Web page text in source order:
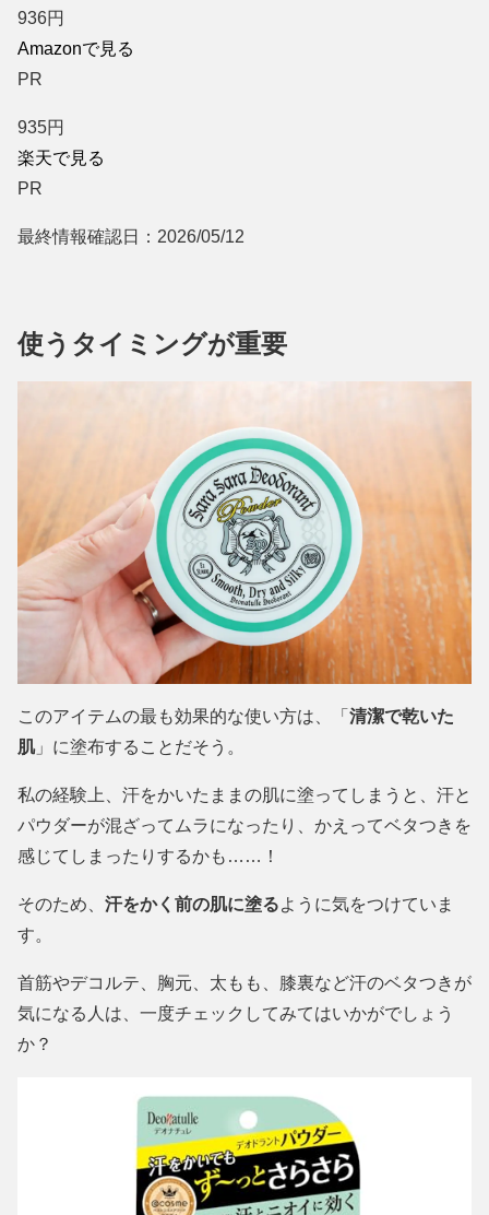
936円
Amazonで見る
PR
935円
楽天で見る
PR
最終情報確認日：2026/05/12
使うタイミングが重要
このアイテムの最も効果的な使い方は、「 清潔で乾いた
肌」に塗布することだそう。
私の経験上、汗をかいたままの肌に塗ってしまうと、汗と
パウダーが混ざってムラになったり、かえってベタつきを
感じてしまったりするかも……！
そのため、 汗をかく前の肌に塗るように気をつけていま
す。
首筋やデコルテ、胸元、太もも、膝裏など汗のベタつきが
気になる人は、一度チェックしてみてはいかがでしょう
か？